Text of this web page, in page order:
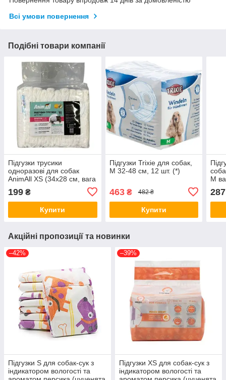
Всі умови повернення
Подібні товари компанії
Підгузки трусики
одноразові для собак
AnimAll XS (34х28 см, вага
199 ₴
Купити
Підгузки Trixie для собак,
M 32-48 см, 12 шт. (*)
463₴ 482 ₴
Купити
M
287
Акційні пропозиції та новинки
–42%
Підгузки S для собак-сук з
індикатором вологості та
–39%
Підгузки XS для собак-сук з
індикатором вологості та